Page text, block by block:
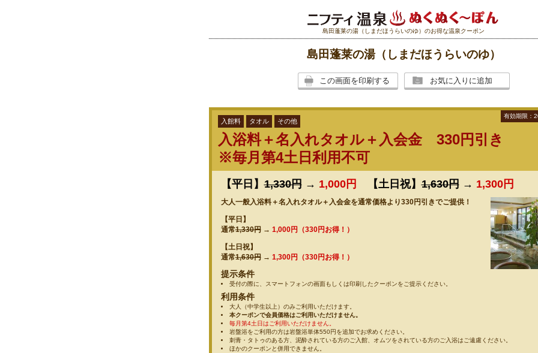
島田蓬莱の湯（しまだほうらいのゆ）のお得な温泉クーポン
島田蓬莱の湯（しまだほうらいのゆ）
この画面を印刷する お気に入りに追加
入館料 タオル その他
入浴料＋名入れタオル＋入会金 330円引き
※毎月第4土日利用不可
有効期限：
【平日】1,330円→ 1,000円 【土日祝】1,630円→ 1,300円
大人一般入浴料＋名入れタオル＋入会金を通常価格より330円引きでご提供！
【平日】
通常1,330円→ 1,000円（330円お得！）
【土日祝】
通常1,630円→ 1,300円（330円お得！）
提示条件
受付の際に、スマートフォンの画面もしくは印刷したクーポンをご提示ください。
利用条件
大人（中学生以上）のみご利用いただけます。
本クーポンで会員価格はご利用いただけません。
毎月第4土日はご利用いただけません。
岩盤浴をご利用の方は岩盤浴単体550円を追加でお求めください。
刺青・タトゥのある方、泥酔されている方のご入館、オムツをされている方のご入浴はご遠慮ください。
ほかのクーポンと併用できません。